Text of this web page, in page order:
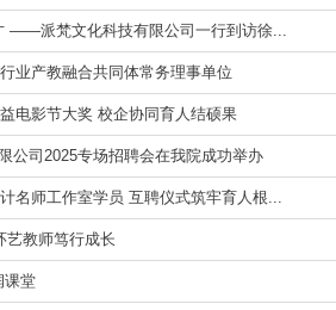
——派梵文化科技有限公司一行到访徐...
业产教融合共同体常务理事单位
电影节大奖 校企协同育人结硕果
公司2025专场招聘会在我院成功举办
名师工作室学员 互聘仪式筑牢育人根...
艺教师笃行成长
课堂